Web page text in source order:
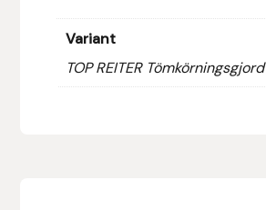
Variant
TOP REITER Tömkörningsgjord
Hansbo Sport